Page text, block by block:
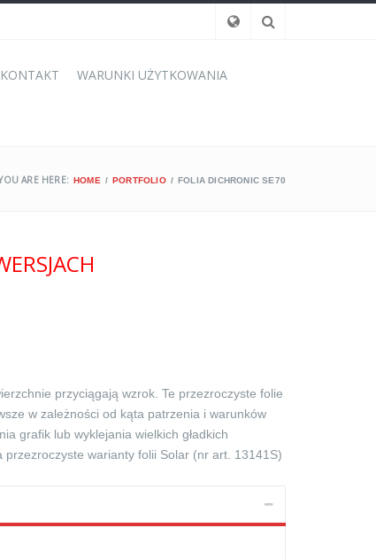
KONTAKT WARUNKI UŻYTKOWANIA
ARE HERE: HOME PORTFOLIO FOLIA DICHRONIC SE70
przyciągają wzrok. Te przezroczyste folie
w zależności od kąta patrzenia i warunków
grafik lub wyklejania wielkich gładkich
warianty folii Solar (nr art. 13141S)